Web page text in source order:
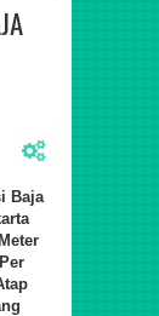
Baja